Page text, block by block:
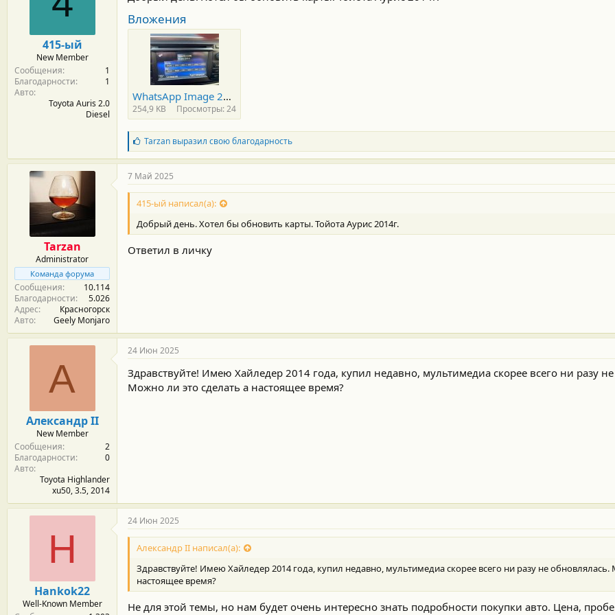
415-ый
New Member
Сообщения
1
Благодарности
1
Авто
Toyota Auris 2.0
Diesel
Вложения
WhatsApp Image 2025-05-07 at 11.28.16.jpeg
254,9 KB Просмотры: 24
Б
л
а
г
о
д
а
н
с
Tarzanвыразил свою благодарность
Tarzan
Administrator
Команда форума
Сообщения
10.114
Благодарности
5.026
Адрес
Красногорск
Авто
Geely Monjaro
7 Май 2025
415-ый написал(а):
Добрый день. Хотел бы обновить карты. Тойота Аурис 2014г.
Ответил в личку
А
Александр II
New Member
Сообщения
2
Благодарности
0
Авто
Toyota Highlander
xu50, 3.5, 2014
24 Июн 2025
Здравствуйте! Имею Хайледер 2014 года, купил недавно, мультимедиа скорее всего ни разу
Можно ли это сделать а настоящее время?
H
Hankok22
Well-Known Member
24 Июн 2025
Александр II написал(а):
Здравствуйте! Имею Хайледер 2014 года, купил недавно, мультимедиа скорее всего ни разу не
настоящее время?
Не для этой темы, но нам будет очень интересно знать подробности покупки авто. Цена,